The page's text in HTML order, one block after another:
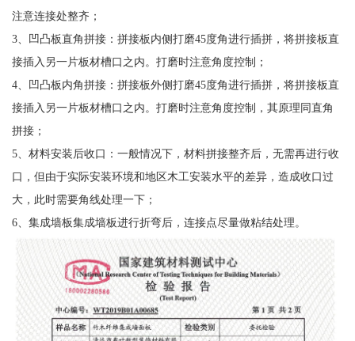
注意连接处整齐；
3、凹凸板直角拼接：拼接板内侧打磨45度角进行插拼，将拼接板直
接插入另一片板材槽口之内。打磨时注意角度控制；
4、凹凸板内角拼接：拼接板外侧打磨45度角进行插拼，将拼接板直
接插入另一片板材槽口之内。打磨时注意角度控制，其原理同直角
拼接；
5、材料安装后收口：一般情况下，材料拼接整齐后，无需再进行收
口，但由于实际安装环境和地区木工安装水平的差异，造成收口过
大，此时需要角线处理一下；
6、集成墙板集成墙板进行折弯后，连接点尽量做粘结处理。